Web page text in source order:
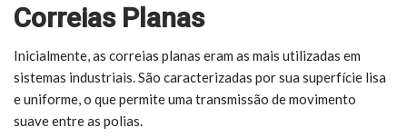
Correias Planas
Inicialmente, as correias planas eram as mais utilizadas em
sistemas industriais. São caracterizadas por sua superfície lisa
e uniforme, o que permite uma transmissão de movimento
suave entre as polias.